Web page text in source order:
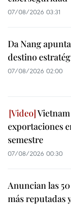
07/08/2026 03:31
Da Nang
destino
07/08/2026 02:00
exportaciones
semestre
07/08/2026 00:30
Anuncian las
más reputadas